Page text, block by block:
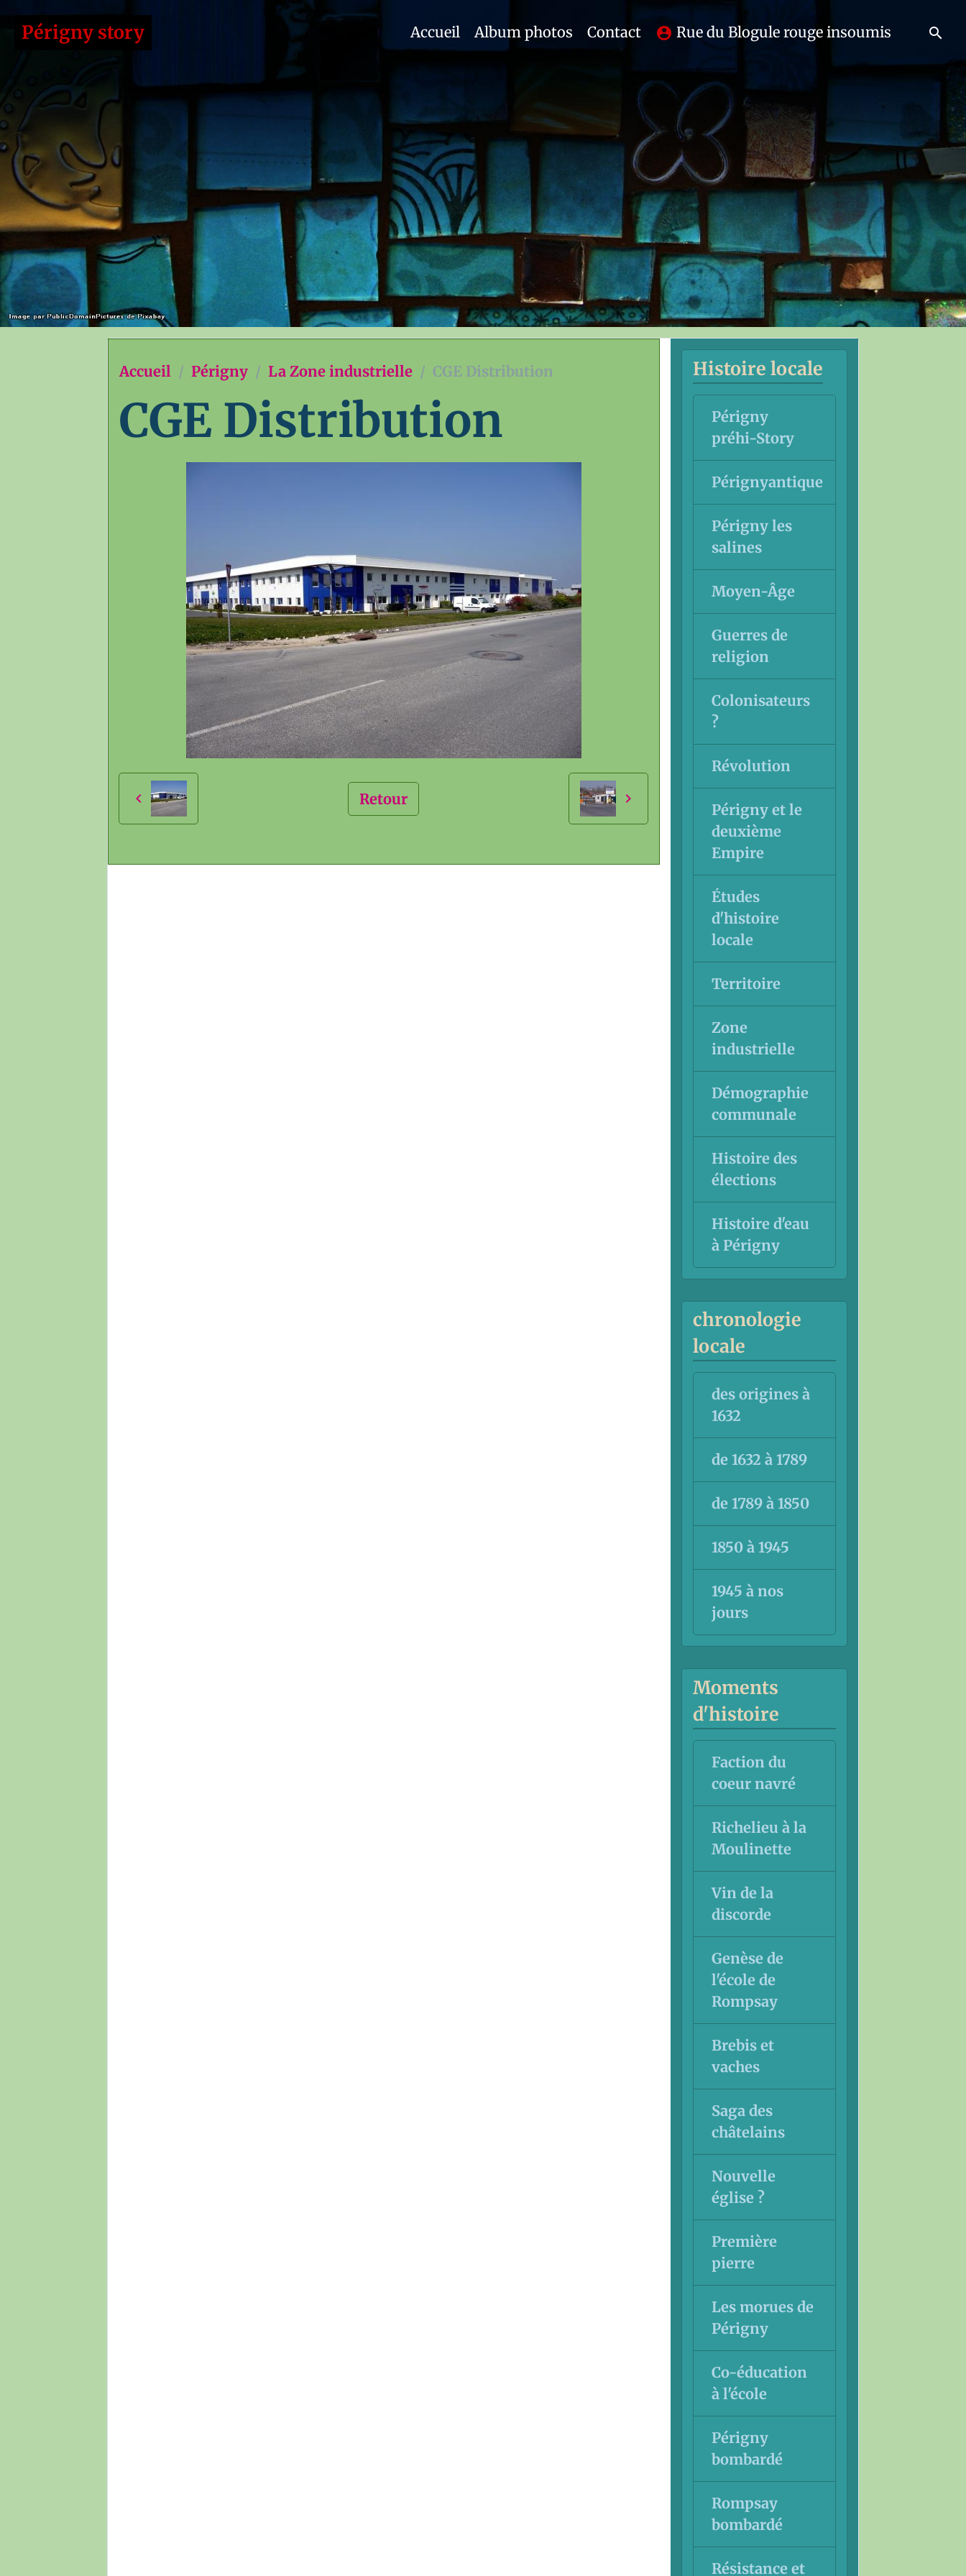
Périgny story Accueil Album photos Contact Rue du Blogule rouge insoumis
Accueil Périgny La Zone industrielle CGE Distribution
CGE Distribution
Retour
Histoire locale
Périgny
préhi-Story
Pérignyantique
Périgny les
salines
Moyen-Âge
Guerres de
religion
Colonisateurs
?
Révolution
Périgny et le
deuxième
Empire
Études
d'histoire
locale
Territoire
Zone
industrielle
Démographie
communale
Histoire des
élections
Histoire d'eau
à Périgny
chronologie
locale
des origines à
1632
de 1632 à 1789
de 1789 à 1850
1850 à 1945
1945 à nos
jours
Moments
d'histoire
Faction du
coeur navré
Richelieu à la
Moulinette
Vin de la
discorde
Genèse de
l'école de
Rompsay
Brebis et
vaches
Saga des
châtelains
Nouvelle
église ?
Première
pierre
Les morues de
Périgny
Co-éducation
à l'école
Périgny
bombardé
Rompsay
bombardé
Résistance et